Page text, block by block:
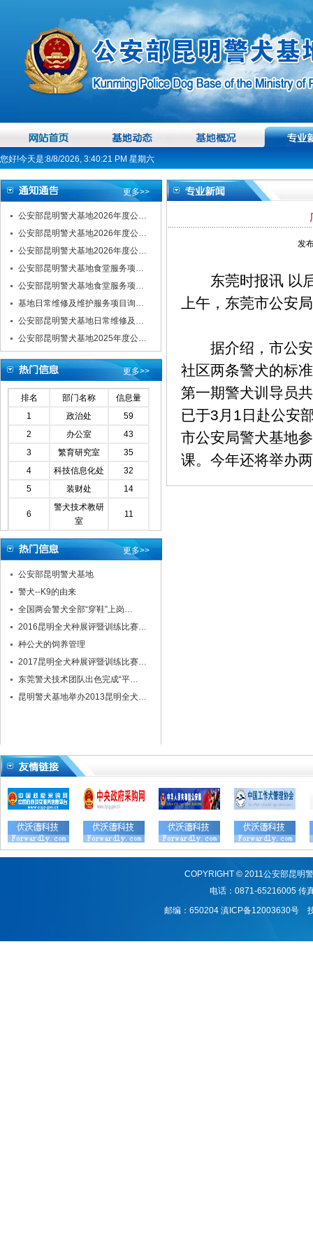
您好!今天是:8/8/2026, 3:40:21 PM 星期六
更多>>
公安部昆明警犬基地2026年度公…
公安部昆明警犬基地2026年度公…
公安部昆明警犬基地2026年度公…
公安部昆明警犬基地食堂服务项…
公安部昆明警犬基地食堂服务项…
基地日常维修及维护服务项目询…
公安部昆明警犬基地日常维修及…
公安部昆明警犬基地2025年度公…
更多>>
排名 部门名称
信息量
1
政治处
59
2
办公室
43
3
繁育研究室
35
4
科技信息化处
32
5
装财处 14
6
警犬技术教研
室
11
更多>>
公安部昆明警犬基地
警犬--K9的由来
全国两会警犬全部“穿鞋”上岗…
2016昆明全犬种展评暨训练比赛…
种公犬的饲养管理
2017昆明全犬种展评暨训练比赛…
东莞警犬技术团队出色完成“平…
昆明警犬基地举办2013昆明全犬…
发
东莞时报讯 以后
上午，东莞市公安
据介绍，市公安
社区两条警犬的标
第一期警犬训导员
已于3月1日赴公安
市公安局警犬基地
课。今年还将举办
COPYRIGHT © 2011公安部昆明
电话：0871-65216005 传
邮编：650204 滇ICP备12003630号技